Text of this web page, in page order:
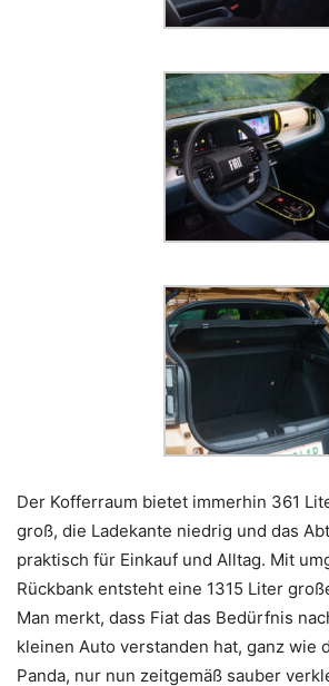
Der Kofferraum bietet immerhin 361
groß, die Ladekante niedrig und das
praktisch für Einkauf und Alltag. Mit
Rückbank entsteht eine 1315 Liter
Man merkt, dass Fiat das Bedürfnis
kleinen Auto verstanden hat, ganz wie
Panda, nur nun zeitgemäß sauber